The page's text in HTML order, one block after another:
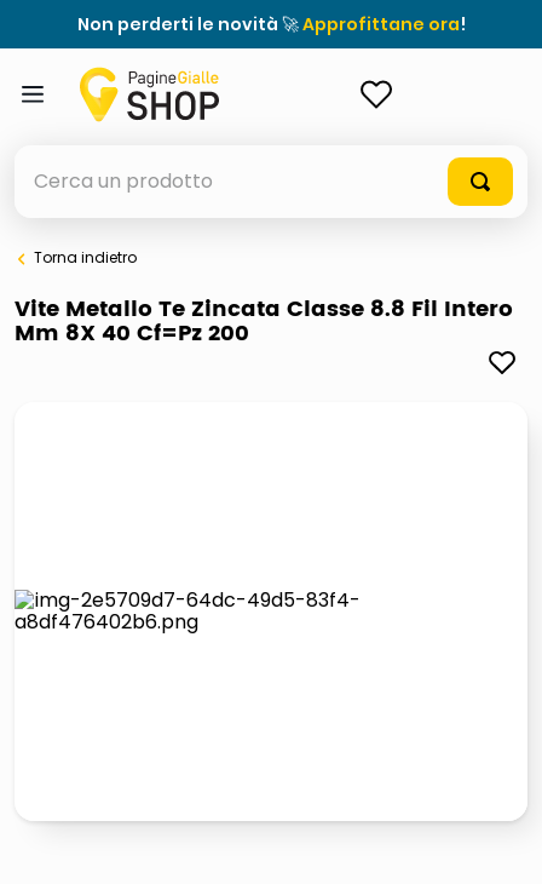
Non perderti le novità 🚀Approfittane ora!
elenchi telefonici
orologio parete
lucidatrice pavimenti
pattumiera raccolta differenziata
Torna indietro
Vite Metallo Te Zincata Classe 8.8 Fil Intero
Mm 8X 40 Cf=Pz 200